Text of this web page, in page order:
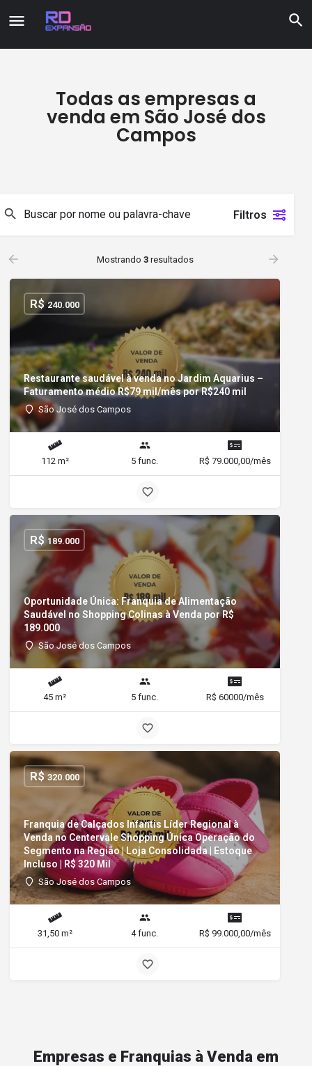
Todas as empresas a
venda em São José dos
Campos
Filtros
Mostrando 3resultados
Restaurante saudável à venda no Jardim Aquarius –
Faturamento médio R$79 mil/mês por R$240 mil
São José dos Campos
R$240.000
112 m² 5 func. R$ 79.000,00/mês
Oportunidade Única: Franquia de Alimentação
Saudável no Shopping Colinas à Venda por R$
189.000
São José dos Campos
R$ 189.000
45 m² 5 func. R$ 60000/mês
Franquia de Calçados Infantis Líder Regional à
Venda no Centervale Shopping Única Operação do
Segmento na Região | Loja Consolidada | Estoque
Incluso | R$ 320 Mil
São José dos Campos
R$320.000
31,50 m² 4 func. R$ 99.000,00/mês
Empresas e Franquias à Venda em